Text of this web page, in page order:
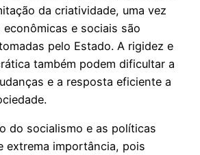
da criatividade, uma vez
e sociais são
pelo Estado. A rigidez e
também podem dificultar a
e a resposta eficiente a
do socialismo e as políticas
extrema importância, pois